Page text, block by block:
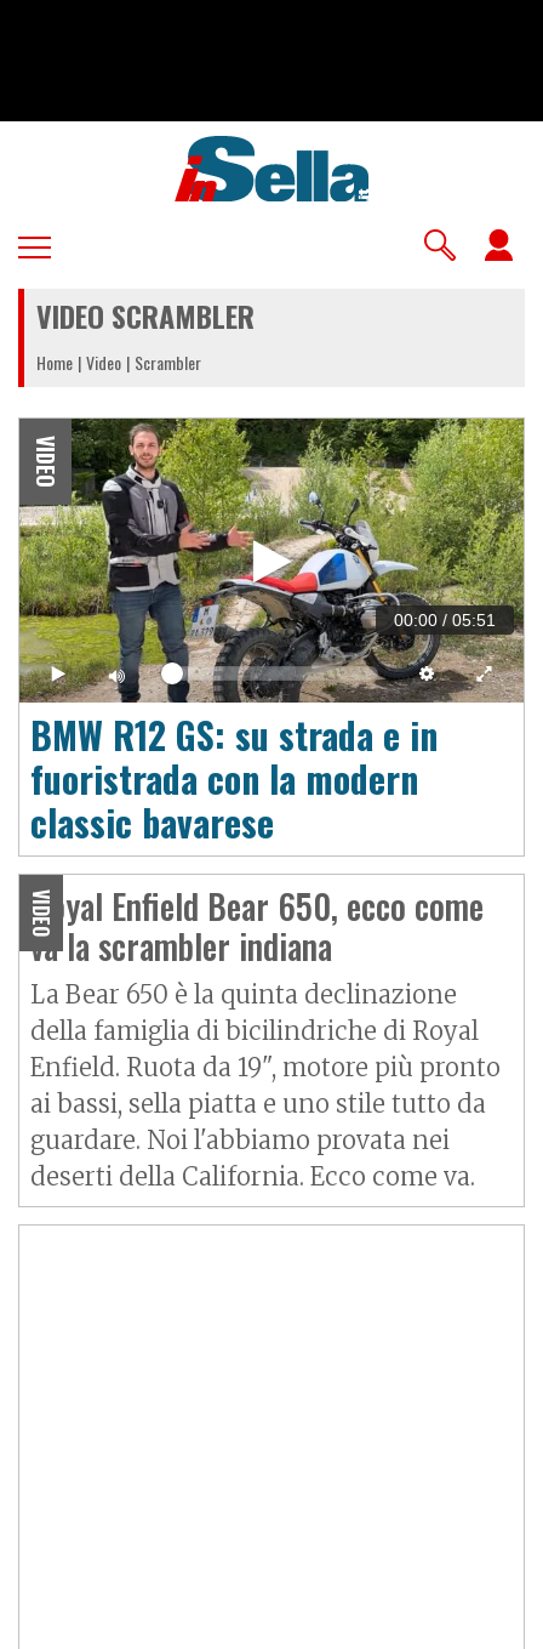
VIDEO SCRAMBLER
Home Video Scrambler
00:00 / 05:51
VIDEO
BMW R12 GS: su strada e in
fuoristrada con la modern
classic bavarese
VIDEO
Royal Enfield Bear 650, ecco come
va la scrambler indiana
La Bear 650 è la quinta declinazione
della famiglia di bicilindriche di Royal
Enfield. Ruota da 19", motore più pronto
ai bassi, sella piatta e uno stile tutto da
guardare. Noi l'abbiamo provata nei
deserti della California. Ecco come va.